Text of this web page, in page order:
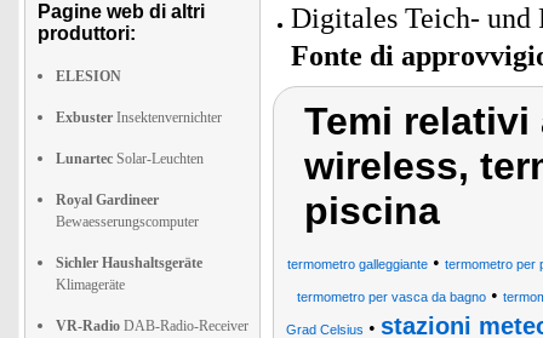
Pagine web di altri
produttori:
ELESION
Exbuster Insektenvernichter
Lunartec Solar-Leuchten
Royal Gardineer
Bewaesserungscomputer
Sichler Haushaltsgeräte
Klimageräte
VR-Radio DAB-Radio-Receiver
Digitales Teich- und
Fonte di
Temi
wireless,
piscina
termometro galleggiante• termometro per
termometro per vasca da bagno•
Grad Celsius • stazioni